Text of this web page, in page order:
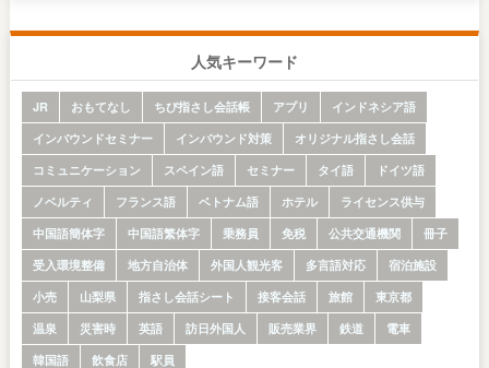
人気キーワード
JR おもてなし ちび指さし会話帳 アプリ
インドネシア語
インバウンドセミナー
インバウンド対策
オリジナル指さし会話
コミュニケーション
スペイン語 セミナー タイ語
ドイツ語
ノベルティ
フランス語 ベトナム語 ホテル
ライセンス供与
中国語簡体字
中国語繁体字 乗務員 免税 公共交通機関
冊子
受入環境整備
地方自治体 外国人観光客 多言語対応
宿泊施設
小売
山梨県 指さし会話シート 接客会話 旅館
東京都
温泉
災害時 英語 訪日外国人 販売業界 鉄道
電車
韓国語
飲食店 駅員